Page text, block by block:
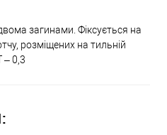
загинами. Фіксується на
розміщених на тильній
– 0,3